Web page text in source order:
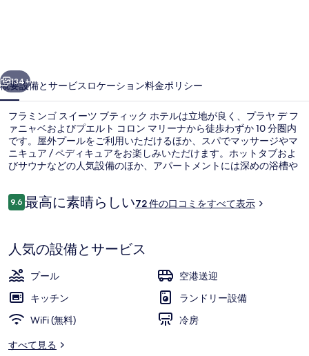
ー
ツ
ブ
テ
ィ
ッ
ク
テ
ル
の
写
真
次へ
134+
概要設備とサービス ロケーション料金ポリシー
フラミンゴ スイーツ ブティック ホテルは立地が良く、プラヤ デ フ
ァニャベおよびプエルト コロン マリーナから徒歩わずか 10 分圏内
です。屋外プールをご利用いただけるほか、スパでマッサージやマ
ニキュア / ペディキュアをお楽しみいただけます。ホットタブおよ
びサウナなどの人気設備のほか、アパートメントには深めの浴槽や
口
コ
9.610段階中9.6
最高に素晴らしい72 件の口コミをすべて表示
人気の設備とサービス
プール
空港送迎
キッチン
ランドリー設備
WiFi (無料)
冷房
すべて見る